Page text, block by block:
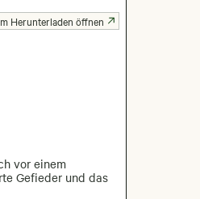
vor einem
Gefieder und das
Herunterladen öffnen